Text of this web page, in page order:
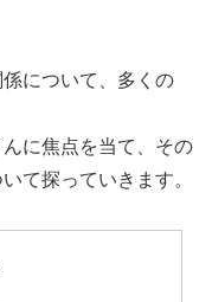
について、多くの
に焦点を当て、その
て探っていきます。